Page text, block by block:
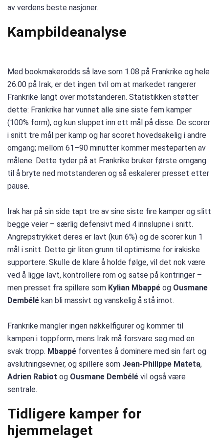
av verdens beste nasjoner.
Kampbildeanalyse
Med bookmakerodds så lave som 1.08 på Frankrike og hele
26.00 på Irak, er det ingen tvil om at markedet rangerer
Frankrike langt over motstanderen. Statistikken støtter
dette: Frankrike har vunnet alle sine siste fem kamper
(100% form), og kun sluppet inn ett mål på disse. De scorer
i snitt tre mål per kamp og har scoret hovedsakelig i andre
omgang; mellom 61–90 minutter kommer mesteparten av
målene. Dette tyder på at Frankrike bruker første omgang
til å bryte ned motstanderen og så eskalerer presset etter
pause.
Irak har på sin side tapt tre av sine siste fire kamper og slitt
begge veier – særlig defensivt med 4 innslupne i snitt.
Angrepstrykket deres er lavt (kun 6%) og de scorer kun 1
mål i snitt. Dette gir liten grunn til optimisme for irakiske
supportere. Skulle de klare å holde følge, vil det nok være
ved å ligge lavt, kontrollere rom og satse på kontringer –
men presset fra spillere som Kylian Mbappé og Ousmane
Dembélé kan bli massivt og vanskelig å stå imot.
Frankrike mangler ingen nøkkelfigurer og kommer til
kampen i toppform, mens Irak må forsvare seg med en
svak tropp. Mbappé forventes å dominere med sin fart og
avslutningsevner, og spillere som Jean-Philippe Mateta,
Adrien Rabiot og Ousmane Dembélé vil også være
sentrale.
Tidligere kamper for
hjemmelaget